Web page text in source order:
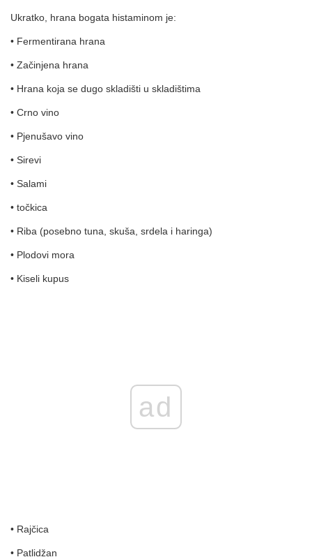
Ukratko, hrana bogata histaminom je:
• Fermentirana hrana
• Začinjena hrana
• Hrana koja se dugo skladišti u skladištima
• Crno vino
• Pjenušavo vino
• Sirevi
• Salami
• točkica
• Riba (posebno tuna, skuša, srdela i haringa)
• Plodovi mora
• Kiseli kupus
ad
• Rajčica
• Patlidžan